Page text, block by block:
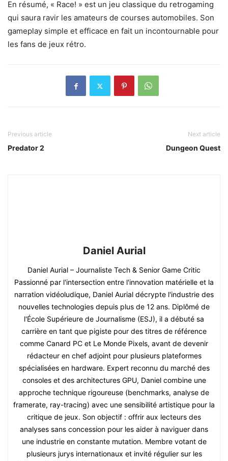
En résumé, « Race! » est un jeu classique du retrogaming
qui saura ravir les amateurs de courses automobiles. Son
gameplay simple et efficace en fait un incontournable pour
les fans de jeux rétro.
Previous article
Predator 2
Next article
Dungeon Quest
Daniel Aurial
Daniel Aurial – Journaliste Tech & Senior Game Critic
Passionné par l'intersection entre l'innovation matérielle et la
narration vidéoludique, Daniel Aurial décrypte l'industrie des
nouvelles technologies depuis plus de 12 ans. Diplômé de
l'École Supérieure de Journalisme (ESJ), il a débuté sa
carrière en tant que pigiste pour des titres de référence
comme Canard PC et Le Monde Pixels, avant de devenir
rédacteur en chef adjoint pour plusieurs plateformes
spécialisées en hardware. Expert reconnu du marché des
consoles et des architectures GPU, Daniel combine une
approche technique rigoureuse (benchmarks, analyse de
framerate, ray-tracing) avec une sensibilité artistique pour la
critique de jeux. Son objectif : offrir aux lecteurs des
analyses sans concession pour les aider à naviguer dans
une industrie en constante mutation. Membre votant de
plusieurs jurys internationaux et invité régulier sur les